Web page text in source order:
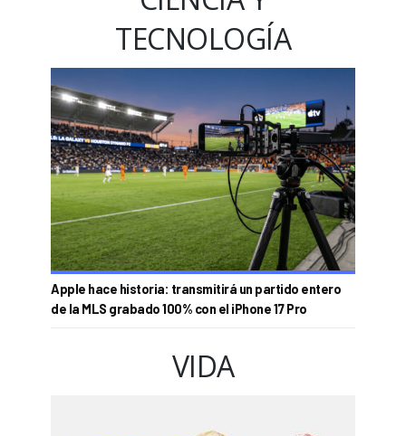
TECNOLOGÍA
Apple hace historia: transmitirá un partido entero
de la MLS grabado 100% con el iPhone 17 Pro
VIDA